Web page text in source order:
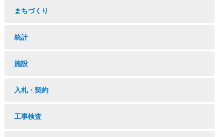
まちづくり
統計
施設
入札・契約
工事検査